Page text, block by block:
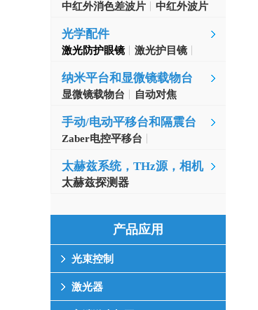
中红外消色差波片 中红外波片
光学配件
激光防护眼镜 激光护目镜
纳米平台和显微镜载物台
显微镜载物台 自动对焦
手动/电动平移台和隔震台
Zaber电控平移台
太赫兹系统，THz源，相机
太赫兹探测器
产品应用
光束控制
激光器